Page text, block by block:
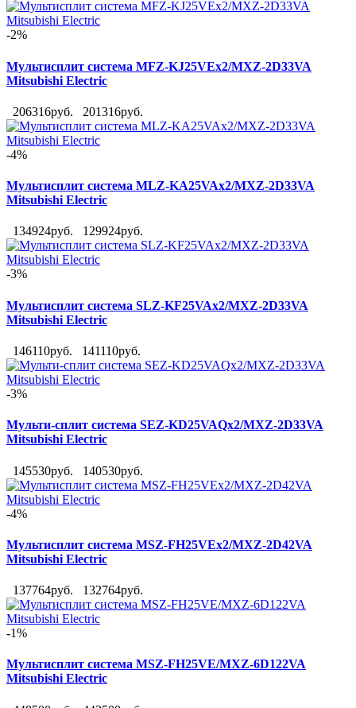
-2%
Мультисплит система MFZ-KJ25VEx2/MXZ-2D33VA
Mitsubishi Electric
206316руб. 201316руб.
-4%
Мультисплит система MLZ-KA25VAx2/MXZ-2D33VA
Mitsubishi Electric
134924руб. 129924руб.
-3%
Мультисплит система SLZ-KF25VAx2/MXZ-2D33VA
Mitsubishi Electric
146110руб. 141110руб.
-3%
Мульти-сплит система SEZ-KD25VAQx2/MXZ-2D33VA
Mitsubishi Electric
145530руб. 140530руб.
-4%
Мультисплит система MSZ-FH25VEx2/MXZ-2D42VA
Mitsubishi Electric
137764руб. 132764руб.
-1%
Мультисплит система MSZ-FH25VE/MXZ-6D122VA
Mitsubishi Electric